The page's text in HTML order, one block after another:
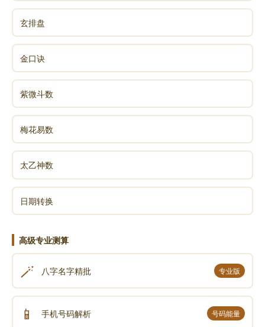
大坑把他们活埋进去，这是一种修罗心。但是关公所杀
的人是恶人，没有杀善人，所以叫除暴安良。结果一个
就做菩萨，一个就变成牛、变成马、变成猪、变成羊。
我们有一个美国的朋友，他是海军的军人，他问我，
你信不信人死了会变成畜生呢?当时我说：“你相信人死
了做畜生也好，不相信人死做畜生也好。你信会做畜
生，你若应该做畜生，也要做畜生;你不信会做畜生，你
死了应该做畜生，也要做畜生，不会有所改变的。你做
佛事，就是佛;你做菩萨事，就是菩萨;做人事，就是人;
做鬼事，就是鬼;做畜生事，就是畜生。你做什么事情，
就是什么。这个不是你相信，就会去做;不相信，就不会
去做。不论相信不相信，你应该做的，一定会做;不应该
做的，一定不会做，不是你信不信的问题。”所以，有一
要来学习佛法。”
说到不久命终，咱们现在每一个人应该自己想一想，
我什么时候死呢?婆罗门女的母亲不久命终了，而我是
在哪一天死啊?我死了又到什么地方去啊?会不会和婆罗
门女的母亲一样的去堕地狱?我们听经，听到每一个地
玄排盘
金口诀
紫微斗数
梅花易数
太乙神数
日期转换
高级专业测算
🪄 八字名字精批 专业版
📱 手机号码解析 号码能量